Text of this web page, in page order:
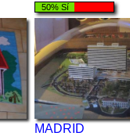
50% Sí
MADRID